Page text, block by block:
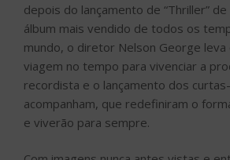
depois do lançamento de “Thriller” de
álbum mais vendido de todos os
mundo, o diretor Nelson George leva
viagem no tempo para vivenciar a
recordista e o lançamento dos
acompanham, que redefiniram o
e viverão para sempre.